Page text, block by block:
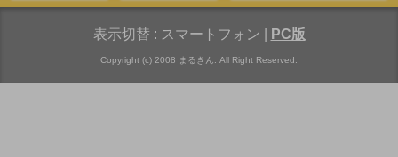
表示切替 : スマートフォン PC版
Copyright (c) 2008 まるきん. All Right Reserved.